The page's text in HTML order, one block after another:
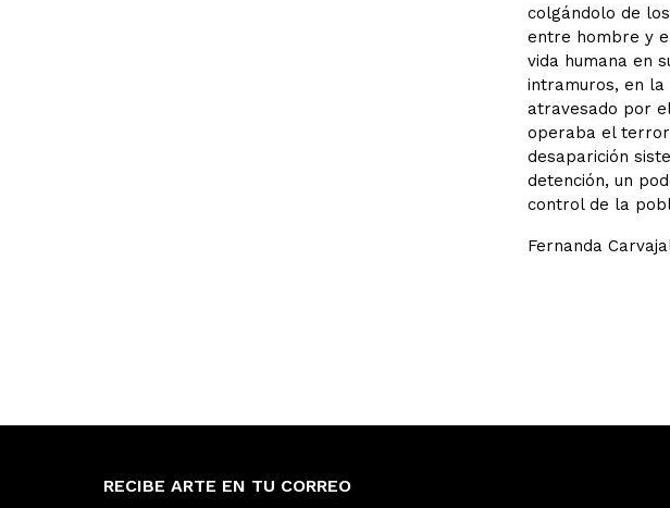
colgándolo de
entre hombre y
vida humana en
intramuros, en la
atravesado por
operaba el
desaparición
detención, un
control de la
Fernanda
RECIBE ARTE EN TU CORREO